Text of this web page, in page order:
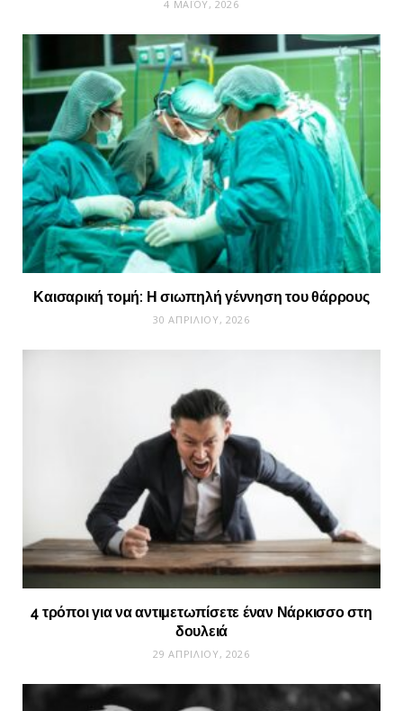
4 ΜΑΪ́ΟΥ, 2026
Καισαρική τομή: Η σιωπηλή γέννηση του θάρρους
30 ΑΠΡΙΛΊΟΥ, 2026
4 τρόποι για να αντιμετωπίσετε έναν Νάρκισσο στη
δουλειά
29 ΑΠΡΙΛΊΟΥ, 2026